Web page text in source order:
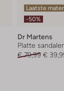
Laatste
-50%
Dr Martens
Platte
€ 79,99 €